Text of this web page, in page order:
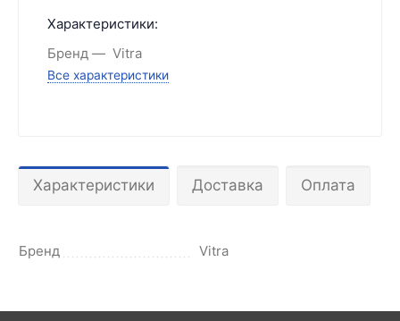
Характеристики:
Бренд
Vitra
Все характеристики
Характеристики Доставка Оплата
Бренд Vitra